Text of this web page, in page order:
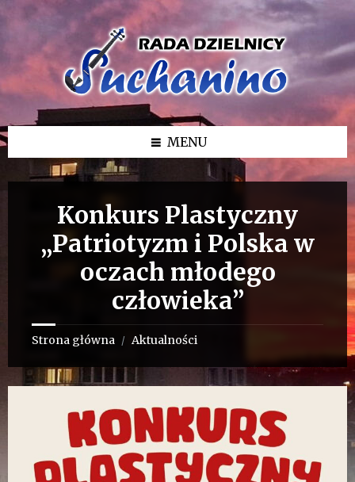
Przejdź
Przejdź
bocznego
Przejdź
MENU
Konkurs Plastyczny
„Patriotyzm i Polska w
oczach młodego
człowieka”
Strona główna / Aktualności